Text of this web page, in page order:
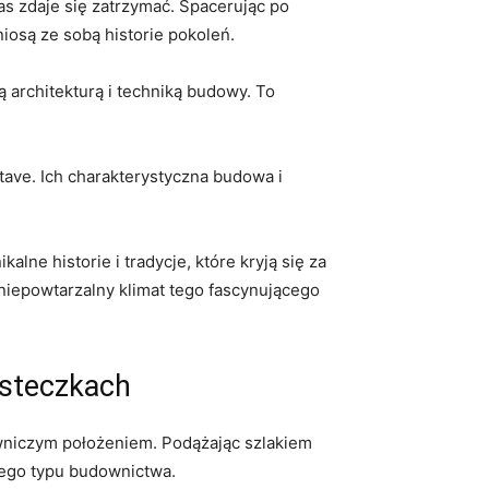
zdaje się zatrzymać. Spacerując po
ze⁣ sobą ‌historie​ pokoleń.
architekturą i techniką ⁤budowy. To
Ich charakterystyczna‍ budowa ‌i
historie i‍ tradycje, ​które kryją się za
klimat tego ‍fascynującego⁣
położeniem. Podążając​ szlakiem
‌typu budownictwa.